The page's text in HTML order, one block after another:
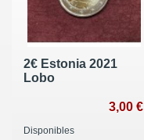
2€ Estonia 2021
Lobo
3,00 €
Disponibles